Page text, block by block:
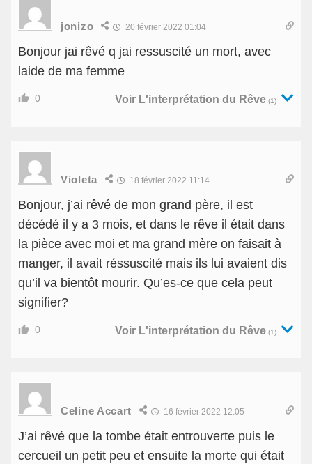
jonizo 20 février 2022 01:04
Bonjour jai rêvé q jai ressuscité un mort, avec
laide de ma femme
0 Voir L'interprétation du Rêve (1)
Violeta 18 février 2022 11:14
Bonjour, j’ai rêvé de mon grand père, il est
décédé il y a 3 mois, et dans le rêve il était dans
la pièce avec moi et ma grand mère on faisait à
manger, il avait réssuscité mais ils lui avaient dis
qu’il va bientôt mourir. Qu’es-ce que cela peut
signifier?
0 Voir L'interprétation du Rêve (1)
Celine Accart 16 février 2022 12:05
J’ai rêvé que la tombe était entrouverte puis le
cercueil un petit peu et ensuite la morte qui était